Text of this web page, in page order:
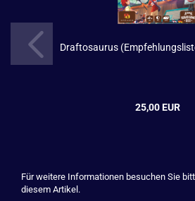
Draftosaurus
25,00 EUR
Für weitere Informationen besuchen Sie
diesem Artikel.